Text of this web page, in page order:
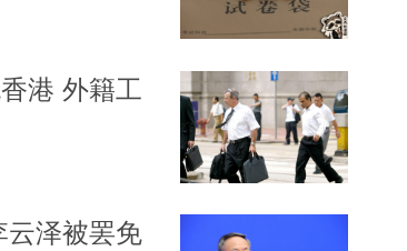
港 外籍工
云泽被罢免